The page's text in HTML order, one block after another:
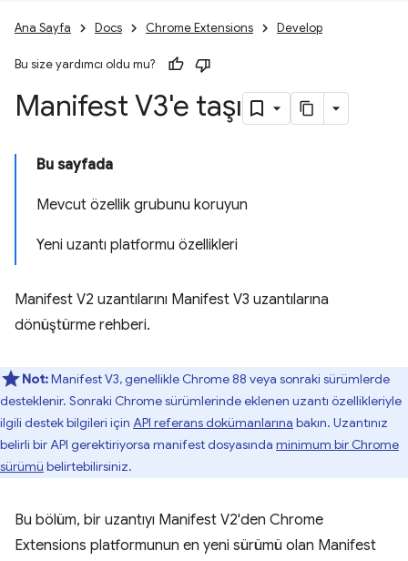
Ana Sayfa Docs Chrome Extensions Develop
Bu size yardımcı oldu mu?
Manifest V3'e taşı
Bu sayfada
Mevcut özellik grubunu koruyun
Yeni uzantı platformu özellikleri
Manifest V2 uzantılarını Manifest V3 uzantılarına
dönüştürme rehberi.
Not:Manifest V3, genellikle Chrome 88 veya sonraki sürümlerde
desteklenir. Sonraki Chrome sürümlerinde eklenen uzantı özellikleriyle
ilgili destek bilgileri için API referans dokümanlarına bakın. Uzantınız
belirli bir API gerektiriyorsa manifest dosyasında minimum bir Chrome
sürümü belirtebilirsiniz.
Bu bölüm, bir uzantıyı Manifest V2'den Chrome
Extensions platformunun en yeni sürümü olan Manifest